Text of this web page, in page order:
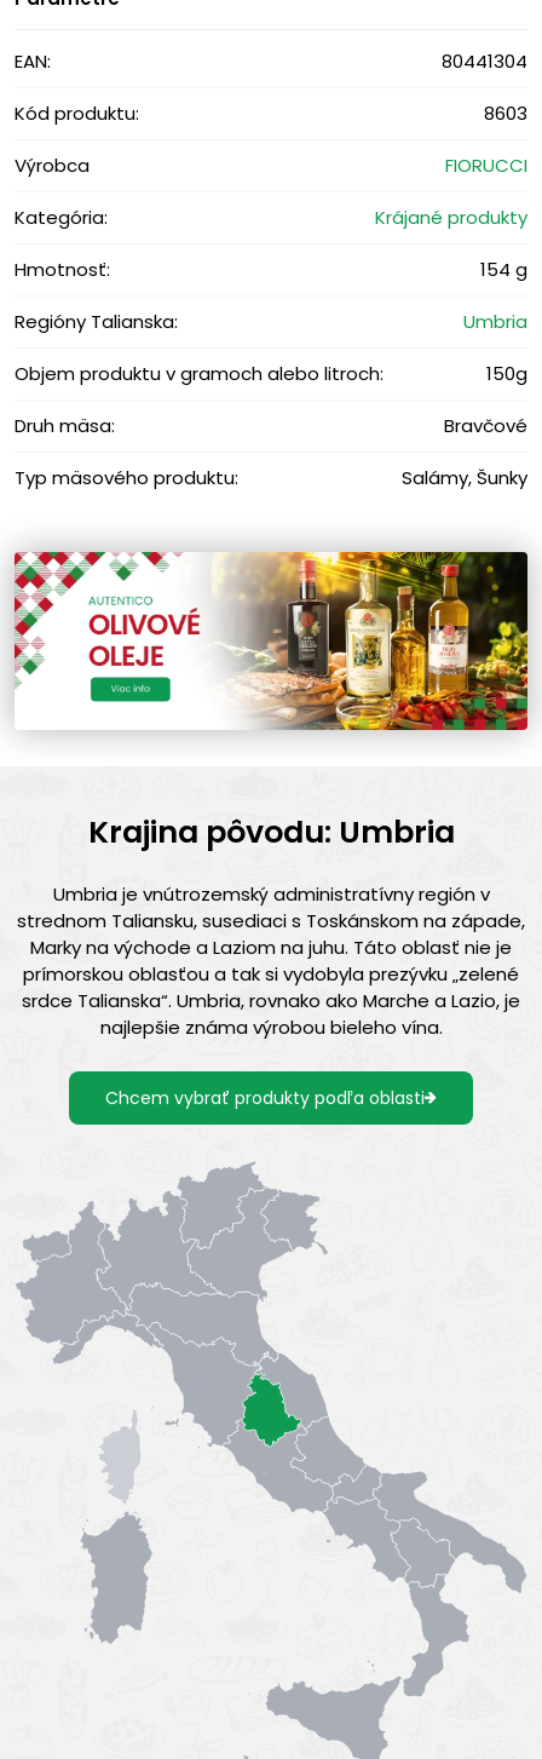
EAN: 80441304
Kód produktu: 8603
Výrobca FIORUCCI
Kategória: Krájané produkty
Hmotnosť: 154 g
Regióny Talianska: Umbria
Objem produktu v gramoch alebo litroch: 150g
Druh mäsa: Bravčové
Typ mäsového produktu: Salámy, Šunky
Krajina pôvodu: Umbria
Umbria je vnútrozemský administratívny región v
strednom Taliansku, susediaci s Toskánskom na západe,
Marky na východe a Laziom na juhu. Táto oblasť nie je
prímorskou oblasťou a tak si vydobyla prezývku „zelené
srdce Talianska“. Umbria, rovnako ako Marche a Lazio, je
najlepšie známa výrobou bieleho vína.
Chcem vybrať produkty podľa oblasti